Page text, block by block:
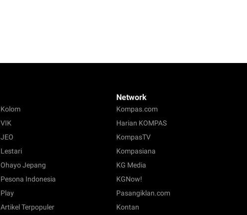
Kolom
VIK
JEO
Lestari
Ohayo Jepang
Pesona Indonesia
Play
Artikel Terpopuler
Network
Kompas.com
Harian KOMPAS
KompasTV
Kompasiana
KG Media
KGNow!
Pasangiklan.com
Kontan